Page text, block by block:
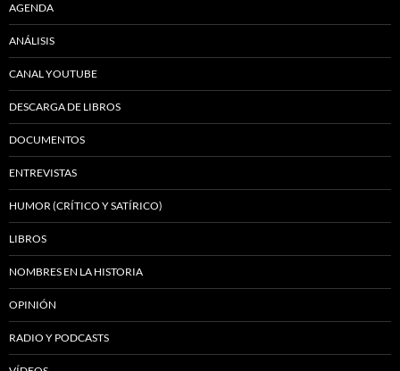
AGENDA
ANÁLISIS
CANAL YOUTUBE
DESCARGA DE LIBROS
DOCUMENTOS
ENTREVISTAS
HUMOR (CRÍTICO Y SATÍRICO)
LIBROS
NOMBRES EN LA HISTORIA
OPINIÓN
RADIO Y PODCASTS